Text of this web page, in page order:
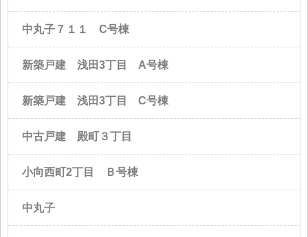
中丸子７１１ C号棟
新築戸建 浅田3丁目 A号棟
新築戸建 浅田3丁目 C号棟
中古戸建 殿町３丁目
小向西町2丁目 Ｂ号棟
中丸子